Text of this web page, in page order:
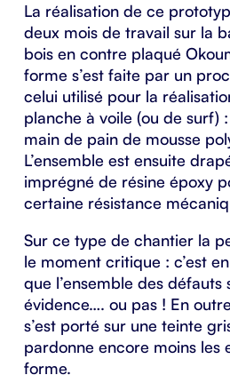
La réalisation de ce
deux mois de travail sur la
bois en contre plaqué
forme s’est faite par un
celui utilisé pour la
planche à voile (ou de surf)
main de pain de mousse
L’ensemble est ensuite
imprégné de résine époxy
certaine résistance
Sur ce type de chantier la
le moment critique : c’est
que l’ensemble des défauts
évidence…. ou pas ! En
s’est porté sur une teinte
pardonne encore moins les
forme.